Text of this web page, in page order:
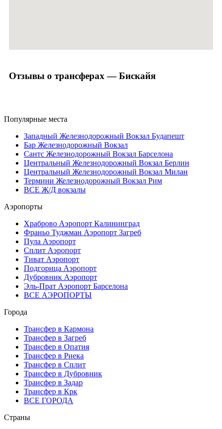
Отзывы о трансферах — Бискайя
Популярные места
Западный Железнодорожный Вокзал Будапешт
Бар Железнодорожный Вокзал
Сантс Железнодорожный Вокзал Барселона
Центральный Железнодорожный Вокзал Берлин
Центральный Железнодорожный Вокзал Милан
Термини Железнодорожный Вокзал Рим
ВСЕ Ж/Д вокзалы
Аэропорты
Храброво Аэропорт Калининград
Франьо Туджман Аэропорт Загреб
Пула Аэропорт
Сплит Аэропорт
Тиват Аэропорт
Подгорица Аэропорт
Дубровник Аэропорт
Эль-Прат Аэропорт Барселона
ВСЕ АЭРОПОРТЫ
Города
Трансфер в Кармона
Трансфер в Загреб
Трансфер в Опатия
Трансфер в Риека
Трансфер в Сплит
Трансфер в Дубровник
Трансфер в Задар
Трансфер в Крк
ВСЕ ГОРОДА
Страны